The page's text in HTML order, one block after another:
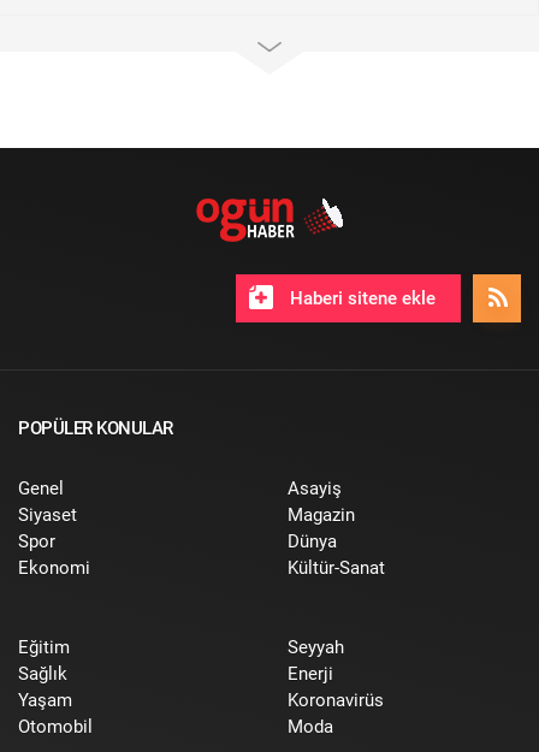
Haberi sitene ekle
POPÜLER KONULAR
Genel
Siyaset
Spor
Ekonomi
Asayiş
Magazin
Dünya
Kültür-Sanat
Eğitim
Sağlık
Yaşam
Otomobil
Seyyah
Enerji
Koronavirüs
Moda